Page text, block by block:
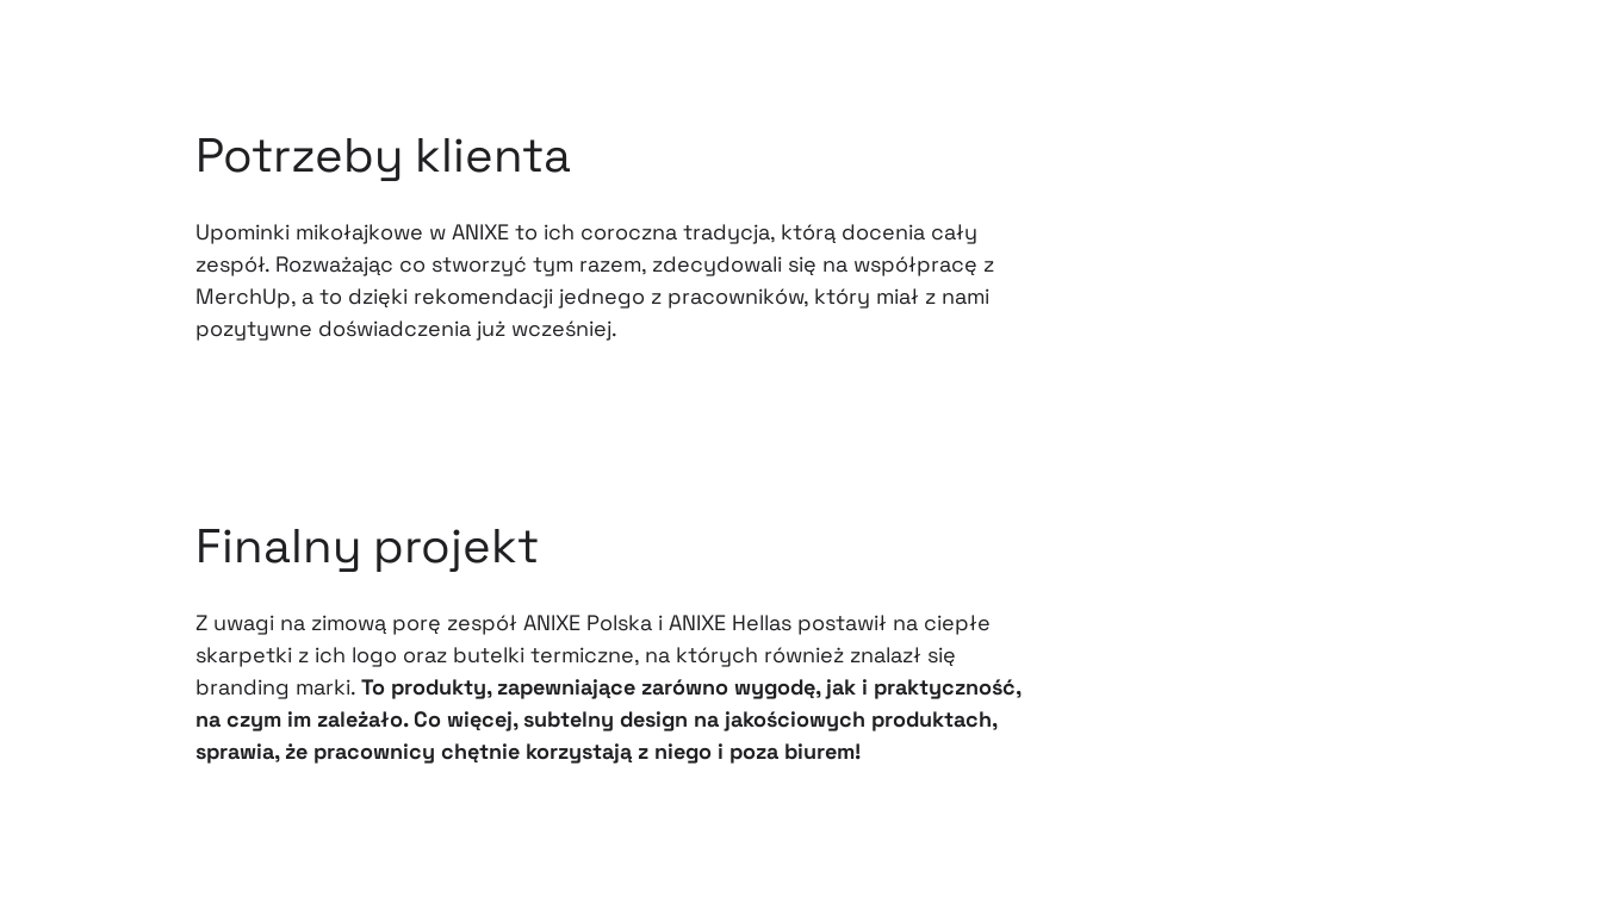
Potrzeby klienta
Upominki mikołajkowe w ANIXE to ich coroczna tradycja, którą docenia cały
zespół. Rozważając co stworzyć tym razem, zdecydowali się na współpracę z
MerchUp, a to dzięki rekomendacji jednego z pracowników, który miał z nami
pozytywne doświadczenia już wcześniej.
Finalny projekt
Z uwagi na zimową porę zespół ANIXE Polska i ANIXE Hellas postawił na ciepłe
skarpetki z ich logo oraz butelki termiczne, na których również znalazł się
branding marki. To produkty, zapewniające zarówno wygodę, jak i praktyczność,
na czym im zależało. Co więcej, subtelny design na jakościowych produktach,
sprawia, że pracownicy chętnie korzystają z niego i poza biurem!